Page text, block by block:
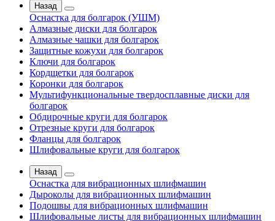
Назад
Оснастка для болгарок (УШМ)
Алмазные диски для болгарок
Алмазные чашки для болгарок
Защитные кожухи для болгарок
Ключи для болгарок
Кордщетки для болгарок
Коронки для болгарок
Мультифункциональные твердосплавные диски для
болгарок
Обдирочные круги для болгарок
Отрезные круги для болгарок
Фланцы для болгарок
Шлифовальные круги для болгарок
Назад
Оснастка для вибрационных шлифмашин
Дыроколы для вибрационных шлифмашин
Подошвы для вибрационных шлифмашин
Шлифовальные листы для вибрационных шлифмашин